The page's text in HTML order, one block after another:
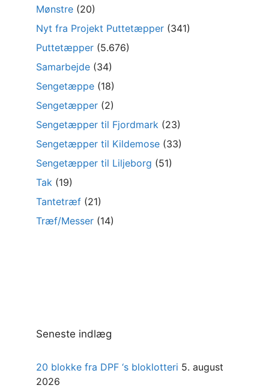
Mønstre (20)
Nyt fra Projekt Puttetæpper (341)
Puttetæpper (5.676)
Samarbejde (34)
Sengetæppe (18)
Sengetæpper (2)
Sengetæpper til Fjordmark (23)
Sengetæpper til Kildemose (33)
Sengetæpper til Liljeborg (51)
Tak (19)
Tantetræf (21)
Træf/Messer (14)
Seneste indlæg
20 blokke fra DPF ‘s bloklotteri 5. august
2026